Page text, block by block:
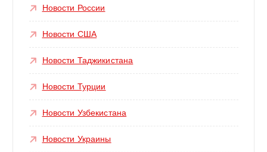
Новости России
Новости США
Новости Таджикистана
Новости Турции
Новости Узбекистана
Новости Украины